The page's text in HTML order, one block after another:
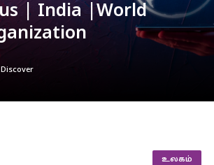
| India |World
உலகம்